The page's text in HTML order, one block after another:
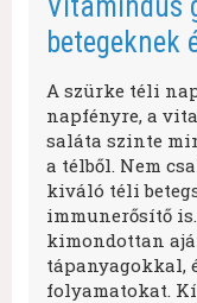
betegeknek
A szürke téli
napfényre, a
saláta szinte
a télből. Nem
kiváló téli
immunerősítő
kimondottan
tápanyagokkal,
folyamatokat.